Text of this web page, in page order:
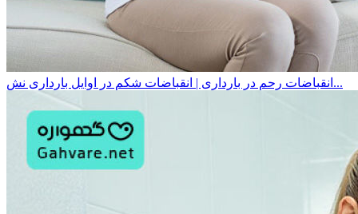
انقباضات رحم در بارداری | انقباضات شکم در اوایل بارداری نش...